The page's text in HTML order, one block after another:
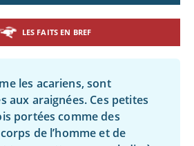
LES FAITS EN BREF
les acariens, sont
aux araignées. Ces petites
portées comme des
de l’homme et de